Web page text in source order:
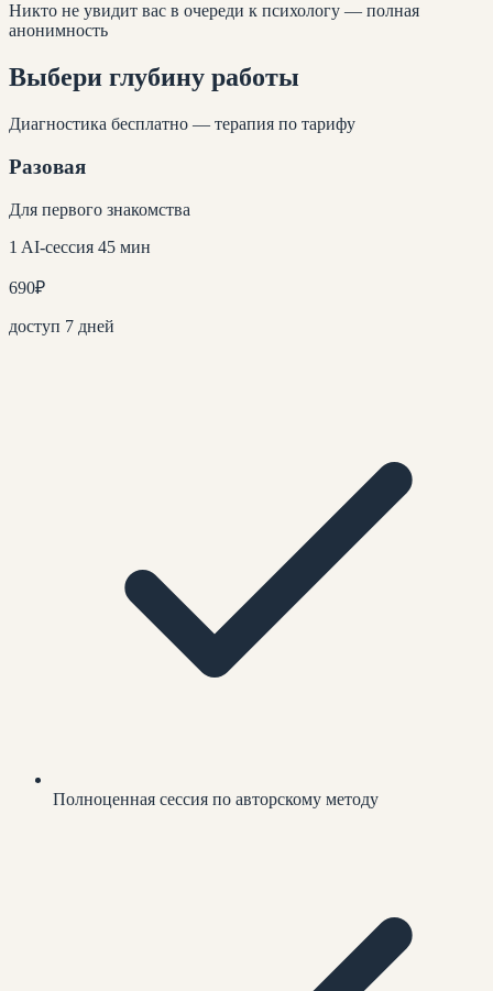
Никто не увидит вас в очереди к психологу — полная
анонимность
Выбери глубину работы
Диагностика бесплатно — терапия по тарифу
Разовая
Для первого знакомства
1 AI-сессия 45 мин
690₽
доступ 7 дней
Полноценная сессия по авторскому методу